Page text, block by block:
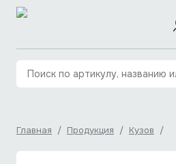
Главная / Продукция / Кузов /